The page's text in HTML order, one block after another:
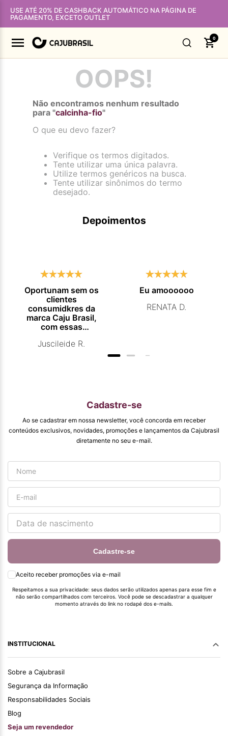
USE ATÉ 20% DE CASHBACK AUTOMÁTICO NA PÁGINA DE
PAGAMENTO, EXCETO OUTLET
0
OOPS!
Não encontramos nenhum resultado
para "calcinha-fio"
O que eu devo fazer?
Verifique os termos digitados.
Tente utilizar uma única palavra.
Utilize termos genéricos na busca.
Tente utilizar sinônimos do termo
desejado.
Depoimentos
Oportunam sem os
clientes
consumidkres da
marca Caju Brasil,
com essas
promocionais de
qualidade que vcs
entregam. Parabéns
#
pormaiscampanhaspromorcionais.
Juscileide R.
Eu amoooooo
RENATA D.
Cadastre-se
Ao se cadastrar em nossa newsletter, você concorda em receber
conteúdos exclusivos, novidades, promoções e lançamentos da Cajubrasil
diretamente no seu e-mail.
Cadastre-se
Aceito receber promoções via e-mail
Respeitamos a sua privacidade: seus dados serão utilizados apenas para esse fim e
não serão compartilhados com terceiros. Você pode se descadastrar a qualquer
momento através do link no rodapé dos e-mails.
INSTITUCIONAL
Sobre a Cajubrasil
Segurança da Informação
Responsabilidades Sociais
Blog
Seja um revendedor